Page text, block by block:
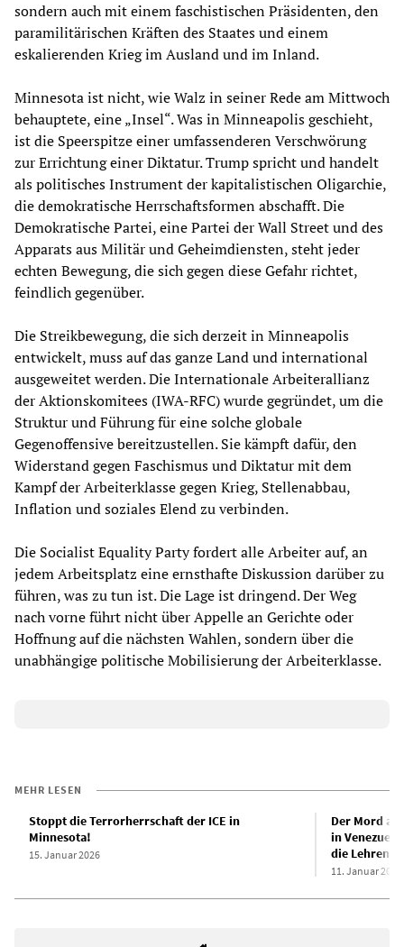
sondern auch mit einem faschistischen Präsidenten, den
paramilitärischen Kräften des Staates und einem
eskalierenden Krieg im Ausland und im Inland.
Minnesota ist nicht, wie Walz in seiner Rede am Mittwoch
behauptete, eine „Insel“. Was in Minneapolis geschieht,
ist die Speerspitze einer umfassenderen Verschwörung
zur Errichtung einer Diktatur. Trump spricht und handelt
als politisches Instrument der kapitalistischen Oligarchie,
die demokratische Herrschaftsformen abschafft. Die
Demokratische Partei, eine Partei der Wall Street und des
Apparats aus Militär und Geheimdiensten, steht jeder
echten Bewegung, die sich gegen diese Gefahr richtet,
feindlich gegenüber.
Die Streikbewegung, die sich derzeit in Minneapolis
entwickelt, muss auf das ganze Land und international
ausgeweitet werden. Die Internationale Arbeiterallianz
der Aktionskomitees (IWA-RFC) wurde gegründet, um die
Struktur und Führung für eine solche globale
Gegenoffensive bereitzustellen. Sie kämpft dafür, den
Widerstand gegen Faschismus und Diktatur mit dem
Kampf der Arbeiterklasse gegen Krieg, Stellenabbau,
Inflation und soziales Elend zu verbinden.
Die Socialist Equality Party fordert alle Arbeiter auf, an
jedem Arbeitsplatz eine ernsthafte Diskussion darüber zu
führen, was zu tun ist. Die Lage ist dringend. Der Weg
nach vorne führt nicht über Appelle an Gerichte oder
Hoffnung auf die nächsten Wahlen, sondern über die
unabhängige politische Mobilisierung der Arbeiterklasse.
MEHR LESEN
Stoppt die Terrorherrschaft der ICE in
Minnesota!
15. Januar 2026
Der Mord an
in
die Lehren
11. Januar 2026